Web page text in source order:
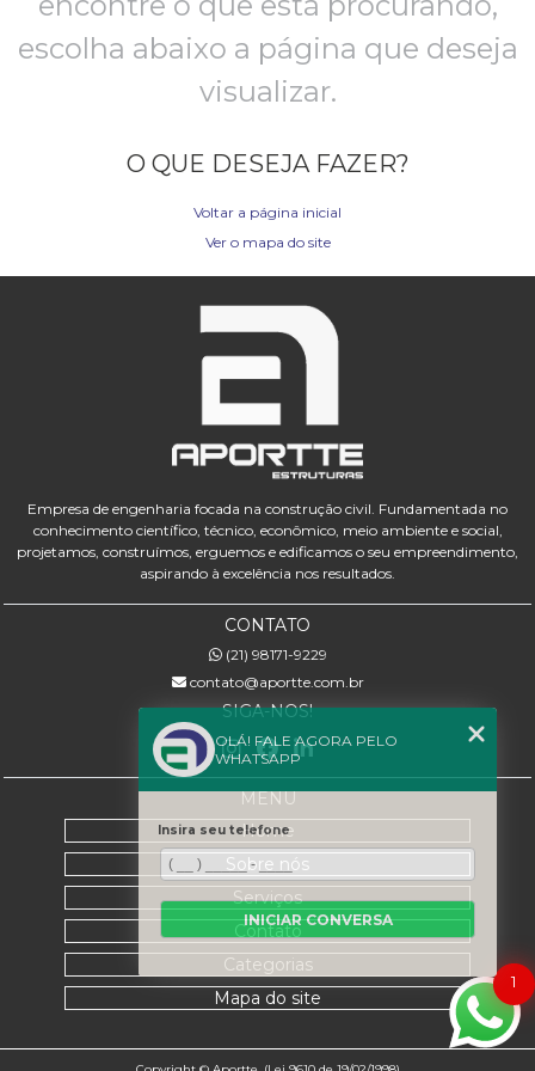
escolha abaixo a página que deseja
visualizar.
O QUE DESEJA FAZER?
Voltar a página inicial
Ver o mapa do site
Empresa de engenharia focada na construção civil. Fundamentada no
conhecimento científico, técnico, econômico, meio ambiente e social,
projetamos, construímos, erguemos e edificamos o seu empreendimento,
aspirando à excelência nos resultados.
CONTATO
(21) 98171-9229
contato@aportte.com.br
SIGA-NOS!
MENU
Home
Sobre nós
Serviços
Contato
Categorias
Mapa do site
1
OLÁ! FALE AGORA PELO
WHATSAPP
Insira seu telefone
INICIAR CONVERSA